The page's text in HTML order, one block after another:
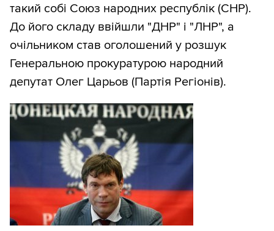
такий собі Союз народних республік (СНР).
До його складу ввійшли "ДНР" і "ЛНР", а
очільником став оголошений у розшук
Генеральною прокуратурою народний
депутат Олег Царьов (Партія Регіонів).